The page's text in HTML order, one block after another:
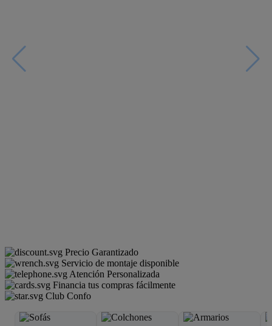
Precio Garantizado
Servicio de montaje disponible
Atención Personalizada
Financia tus compras fácilmente
Club Confo